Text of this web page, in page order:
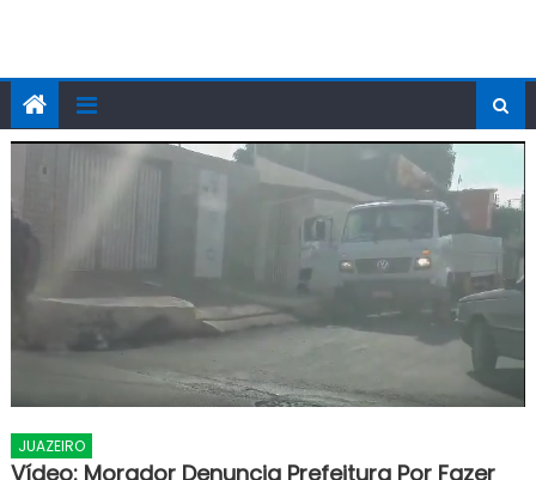
JUAZEIRO
Vídeo: Morador Denuncia Prefeitura Por Fazer